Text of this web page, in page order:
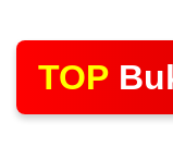
TOP